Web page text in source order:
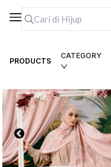
PRODUCTS
CATEGORY